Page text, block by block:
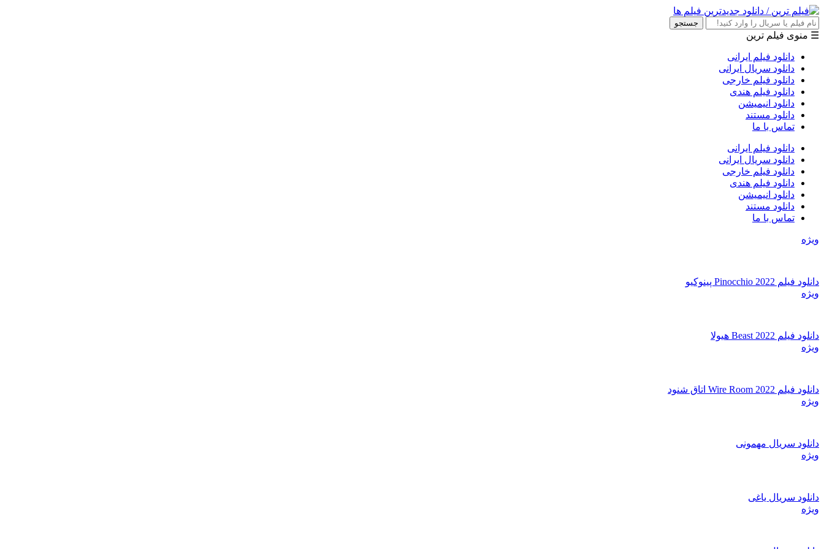
جستجو
☰ منوی فیلم ترین
دانلود فیلم ایرانی
دانلود سریال ایرانی
دانلود فیلم خارجی
دانلود فیلم هندی
دانلود انیمیشن
دانلود مستند
تماس با ما
دانلود فیلم ایرانی
دانلود سریال ایرانی
دانلود فیلم خارجی
دانلود فیلم هندی
دانلود انیمیشن
دانلود مستند
تماس با ما
ویژه
دانلود فیلم Pinocchio 2022 پینوکیو
ویژه
دانلود فیلم Beast 2022 هیولا
ویژه
دانلود فیلم Wire Room 2022 اتاق شنود
ویژه
دانلود سریال مهمونی
ویژه
دانلود سریال یاغی
ویژه